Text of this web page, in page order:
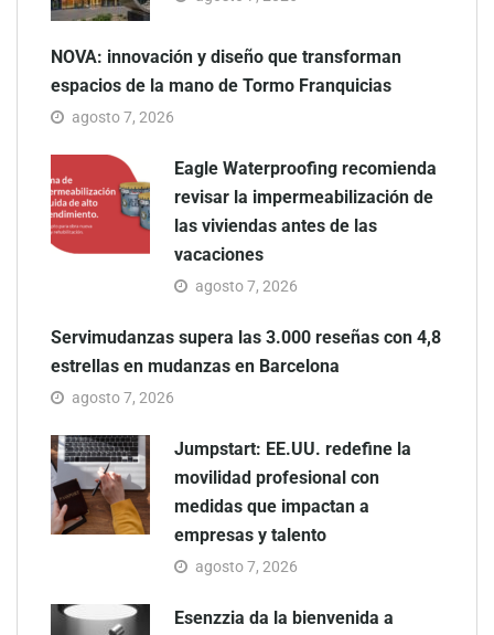
NOVA: innovación y diseño que transforman
espacios de la mano de Tormo Franquicias
agosto 7, 2026
Eagle Waterproofing recomienda
revisar la impermeabilización de
las viviendas antes de las
vacaciones
agosto 7, 2026
Servimudanzas supera las 3.000 reseñas con 4,8
estrellas en mudanzas en Barcelona
agosto 7, 2026
Jumpstart: EE.UU. redefine la
movilidad profesional con
medidas que impactan a
empresas y talento
agosto 7, 2026
Esenzzia da la bienvenida a